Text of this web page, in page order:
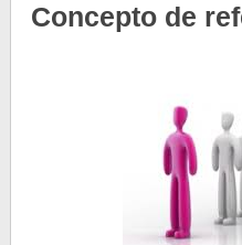
Concepto de